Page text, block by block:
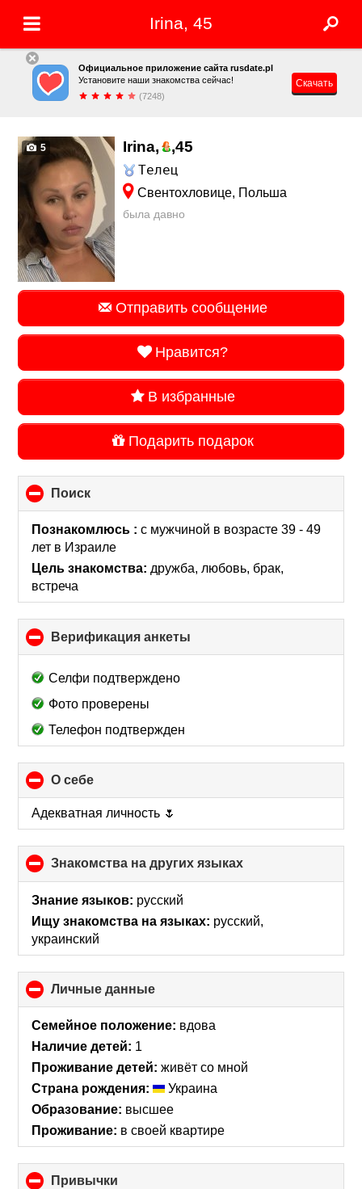
Irina, 45
Официальное приложение сайта rusdate.pl
Установите наши знакомства сейчас!
(7248)
Скачать
5 Irina, ,45
Телец
Свентохловице, Польша
была давно
Отправить сообщение
Нравится?
В избранные
Подарить подарок
Поиск
to
collapse
contents
Познакомлюсь :с мужчиной в возрасте 39 - 49
лет в Израиле
Цель знакомства: дружба, любовь, брак,
встреча
Верификация анкеты
to
Селфи подтверждено
Фото проверены
Телефон подтвержден
О себе
to
collapse
contents
Адекватная личность 🌷
Знакомства на других языках
to
Знание языков: русский
Ищу знакомства на языках: русский,
украинский
Личные данные
to
collapse
Семейное положение: вдова
Наличие детей: 1
Проживание детей: живёт со мной
Страна рождения:
Украина
Образование: высшее
Проживание: в своей квартире
Привычки